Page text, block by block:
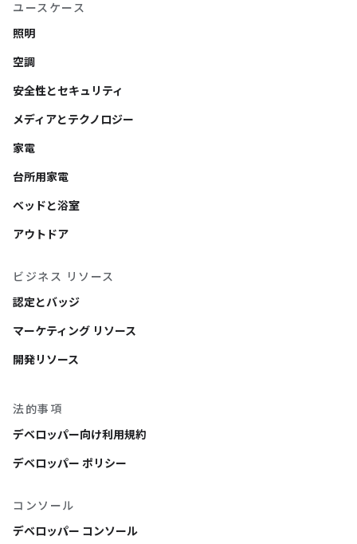
ユースケース
照明
空調
安全性とセキュリティ
メディアとテクノロジー
家電
台所用家電
ベッドと浴室
アウトドア
ビジネス リソース
認定とバッジ
マーケティング リソース
開発リソース
法的事項
デベロッパー向け利用規約
デベロッパー ポリシー
コンソール
デベロッパー コンソール